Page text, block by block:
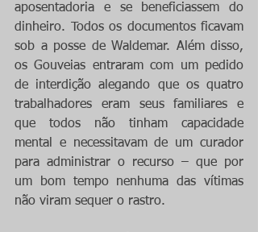
aposentadoria e se beneficiassem do
dinheiro. Todos os documentos ficavam
sob a posse de Waldemar. Além disso,
os Gouveias entraram com um pedido
de interdição alegando que os quatro
trabalhadores eram seus familiares e
que todos não tinham capacidade
mental e necessitavam de um curador
para administrar o recurso – que por
um bom tempo nenhuma das vítimas
não viram sequer o rastro.